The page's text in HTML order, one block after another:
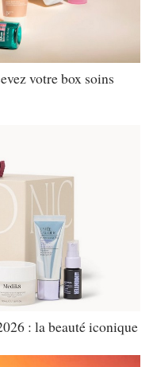
votre box soins
: la beauté iconique